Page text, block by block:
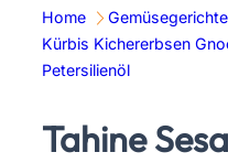
Home
Gemüsegerichte
Kürbis Kichererbsen
Petersilienöl
Tahine